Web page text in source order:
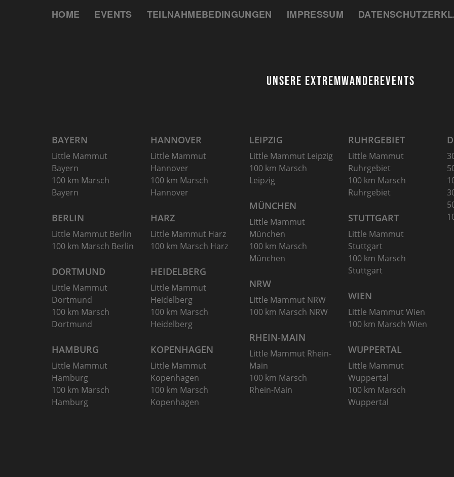
HOME EVENTS TEILNAHMEBEDINGUNGEN IMPRESSUM
UNSERE EXTREMWANDEREVENTS
BAYERN
Little Mammut
Bayern
100 km Marsch
Bayern
BERLIN
Little Mammut Berlin
100 km Marsch Berlin
DORTMUND
Little Mammut
Dortmund
100 km Marsch
Dortmund
HAMBURG
Little Mammut
Hamburg
100 km Marsch
Hamburg
HANNOVER
Little Mammut
Hannover
100 km Marsch
Hannover
HARZ
Little Mammut Harz
100 km Marsch Harz
HEIDELBERG
Little Mammut
Heidelberg
100 km Marsch
Heidelberg
KOPENHAGEN
Little Mammut
Kopenhagen
100 km Marsch
Kopenhagen
LEIPZIG
Little Mammut Leipzig
100 km Marsch
Leipzig
MÜNCHEN
Little Mammut
München
100 km Marsch
München
NRW
Little Mammut NRW
100 km Marsch NRW
RHEIN-MAIN
Little Mammut Rhein-
Main
100 km Marsch
Rhein-Main
RUHRGEBIET
Little Mammut
Ruhrgebiet
100 km Marsch
Ruhrgebiet
STUTTGART
Little Mammut
Stuttgart
100 km Marsch
Stuttgart
WIEN
Little Mammut Wien
100 km Marsch Wien
WUPPERTAL
Little Mammut
Wuppertal
100 km Marsch
Wuppertal